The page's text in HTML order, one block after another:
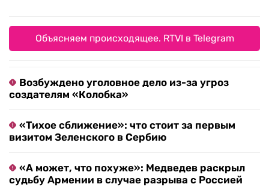
Объясняем происходящее. RTVI в Telegram
Возбуждено уголовное дело из-за угроз
создателям «Колобка»
«Тихое сближение»: что стоит за первым
визитом Зеленского в Сербию
«А может, что похуже»: Медведев раскрыл
судьбу Армении в случае разрыва с Россией